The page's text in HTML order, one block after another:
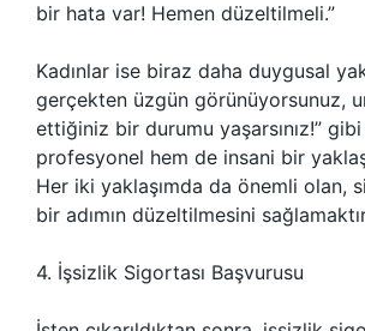
bir hata var! Hemen düzeltilmeli.”
Kadınlar ise biraz daha duygusal
gerçekten üzgün görünüyorsunuz,
ettiğiniz bir durumu yaşarsınız!”
profesyonel hem de insani bir
Her iki yaklaşımda da önemli olan,
bir adımın düzeltilmesini
4. İşsizlik Sigortası Başvurusu